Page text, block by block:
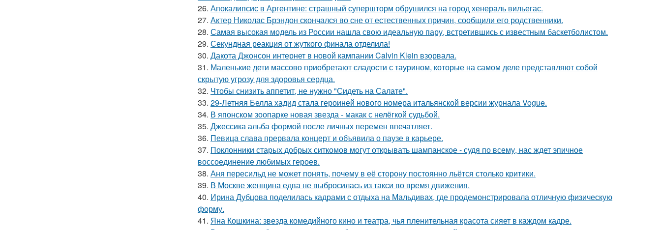
26. Апокалипсис в Аргентине: страшный супершторм обрушился на город хенераль вильегас.
27. Актер Николас Брэндон скончался во сне от естественных причин, сообщили его родственники.
28. Самая высокая модель из России нашла свою идеальную пару, встретившись с известным баскетболистом.
29. Секундная реакция от жуткого финала отделила!
30. Дакота Джонсон интернет в новой кампании Calvin Klein взорвала.
31. Маленькие дети массово приобретают сладости с таурином, которые на самом деле представляют собой
скрытую угрозу для здоровья сердца.
32. Чтобы снизить аппетит, не нужно "Сидеть на Салате".
33. 29-Летняя Белла хадид стала героиней нового номера итальянской версии журнала Vogue.
34. В японском зоопарке новая звезда - макак с нелёгкой судьбой.
35. Джессика альба формой после личных перемен впечатляет.
36. Певица слава прервала концерт и объявила о паузе в карьере.
37. Поклонники старых добрых ситкомов могут открывать шампанское - судя по всему, нас ждет эпичное
воссоединение любимых героев.
38. Аня пересильд не может понять, почему в её сторону постоянно льётся столько критики.
39. В Москве женщина едва не выбросилась из такси во время движения.
40. Ирина Дубцова поделилась кадрами с отдыха на Мальдивах, где продемонстрировала отличную физическую
форму.
41. Яна Кошкина: звезда комедийного кино и театра, чья пленительная красота сияет в каждом кадре.